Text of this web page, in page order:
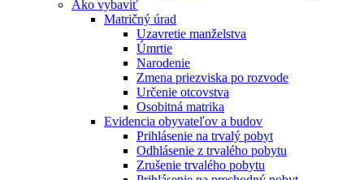
Ako vybaviť
Matričný úrad
Uzavretie manželstva
Úmrtie
Narodenie
Zmena priezviska po rozvode
Určenie otcovstva
Osobitná matrika
Evidencia obyvateľov a budov
Prihlásenie na trvalý pobyt
Odhlásenie z trvalého pobytu
Zrušenie trvalého pobytu